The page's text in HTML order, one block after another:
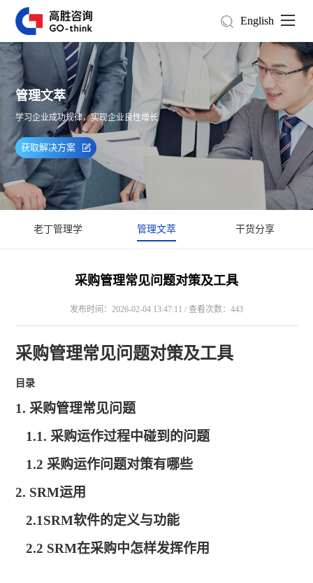
English
管理文萃
学习企业成功规律，实现企业良性增长
获取解决方案
老丁管理学 管理文萃 干货分享
采购管理常见问题对策及工具
发布时间：2026-02-04 13:47:11 / 查看次数：443
采购管理常见问题对策及工具
目录
1. 采购管理常见问题
1.1. 采购运作过程中碰到的问题
1.2 采购运作问题对策有哪些
2. SRM运用
2.1SRM软件的定义与功能
2.2 SRM在采购中怎样发挥作用